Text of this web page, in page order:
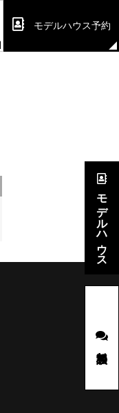
モデルハウス予約
モデルハウス